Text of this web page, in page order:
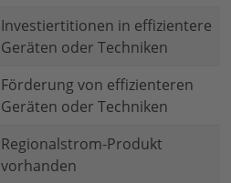
Investiertitionen in effizientere
Geräten oder Techniken
Förderung von effizienteren
Geräten oder Techniken
Regionalstrom-Produkt
vorhanden